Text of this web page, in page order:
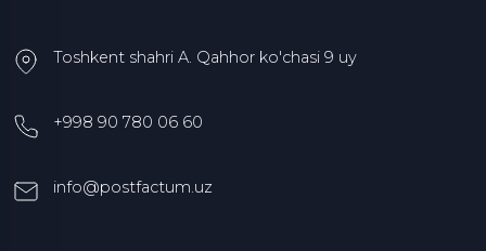
Toshkent shahri A. Qahhor ko'chasi 9 uy
+998 90 780 06 60
info@postfactum.uz